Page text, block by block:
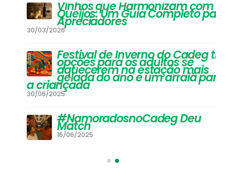
Vinhos que Harmonizam com
Queijos: Um Guia Completo para
Apreciadores
30/03/2026
Festival de Inverno do Cadeg traz
opções para os adultos se
aquecerem na estação mais
gelada do ano e um arraiá para
a criançada
30/06/2025
#NamoradosnoCadeg Deu
Match
16/06/2025